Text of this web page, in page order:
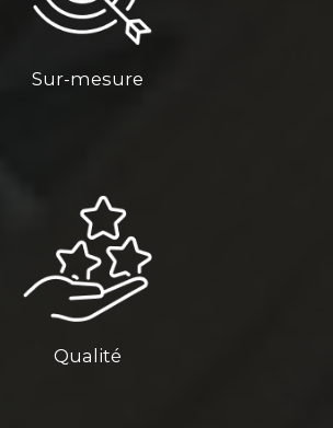
Sur-mesure
Qualité